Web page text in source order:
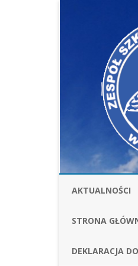
AKTUALNOŚCI
STRONA
FINANSE
DEKLARACJA